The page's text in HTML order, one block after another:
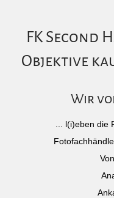
FK Second
Objektive
Wir
... l(i)eben die